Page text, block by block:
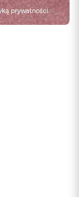
prywatności.